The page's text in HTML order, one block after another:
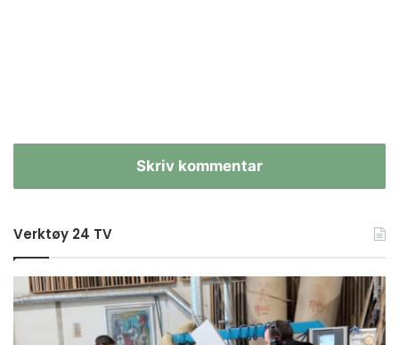
Skriv kommentar
Verktøy 24 TV